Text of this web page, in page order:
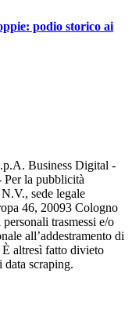
podio storico ai
Business Digital -
la pubblicità
sede legale
46, 20093 Cologno
trasmessi e/o
all’addestramento di
altresì fatto divieto
data scraping.